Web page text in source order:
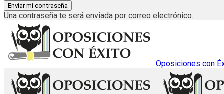
Una contraseña te será enviada por correo electrónico.
Oposiciones con